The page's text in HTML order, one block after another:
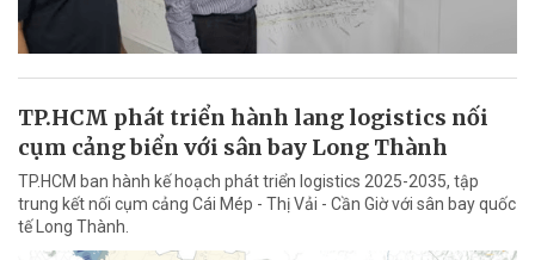
TP.HCM phát triển hành lang logistics nối
cụm cảng biển với sân bay Long Thành
TP.HCM ban hành kế hoạch phát triển logistics 2025-2035, tập
trung kết nối cụm cảng Cái Mép - Thị Vải - Cần Giờ với sân bay quốc
tế Long Thành.